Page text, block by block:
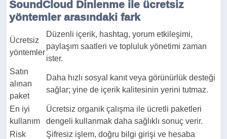
SoundCloud Dinlenme ile ücretsiz
yöntemler arasındaki fark
Ücretsiz
yöntemler
Düzenli içerik, hashtag, yorum etkileşimi,
paylaşım saatleri ve topluluk yönetimi zaman
ister.
Satın
alınan
paket
Daha hızlı sosyal kanıt veya görünürlük desteği
sağlar; yine de içerik kalitesinin yerini tutmaz.
En iyi
kullanım
Ücretsiz organik çalışma ile ücretli paketleri
dengeli kullanmak daha sağlıklı sonuç verir.
Risk
Şifresiz işlem, doğru bilgi girişi ve hesaba